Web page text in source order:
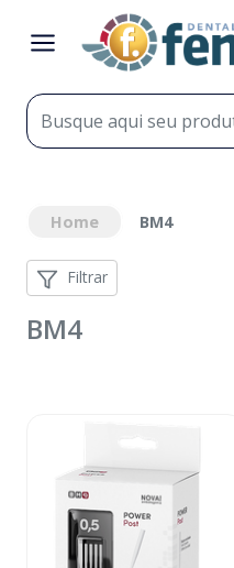
Home BM4
Filtrar
BM4